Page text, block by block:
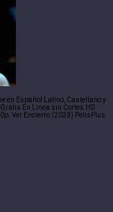
en Español Latino, Castellano y
En Linea sin Cortes HD.
Ver Encierro (2023) PelisPlus